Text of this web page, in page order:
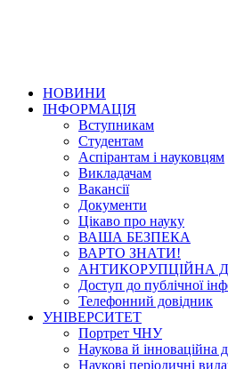
НОВИНИ
ІНФОРМАЦІЯ
Вступникам
Студентам
Аспірантам і науковцям
Викладачам
Вакансії
Документи
Цікаво про науку
ВАША БЕЗПЕКА
ВАРТО ЗНАТИ!
АНТИКОРУПЦІЙНА
Доступ до публічної
Телефонний довідник
УНІВЕРСИТЕТ
Портрет ЧНУ
Наукова й інноваційна
Наукові періодичні